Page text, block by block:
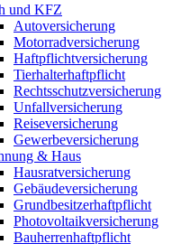
und KFZ
Autoversicherung
Motorradversicherung
Haftpflichtversicherung
Tierhalterhaftpflicht
Rechtsschutzversicherung
Unfallversicherung
Reiseversicherung
Gewerbeversicherung
& Haus
Hausratversicherung
Gebäudeversicherung
Grundbesitzerhaftpflicht
Photovoltaikversicherung
Bauherrenhaftpflicht